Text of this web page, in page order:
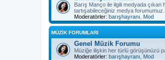
Barış Manço ile ilgili medyada çıkan
tartışabileceğiniz medya forumumuz.
Moderatörler: barışhayranı Mod
MÜZİK FORUMLARI
Genel Müzik Forumu
Müziğe ilişkin her türlü görüşünüzü
Moderatörler: barışhayranı Mod